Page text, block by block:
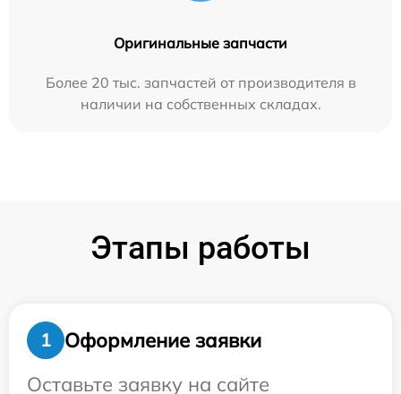
Оригинальные запчасти
Более 20 тыс. запчастей от производителя в
наличии на собственных складах.
Этапы работы
1
Оформление заявки
Оставьте заявку на сайте